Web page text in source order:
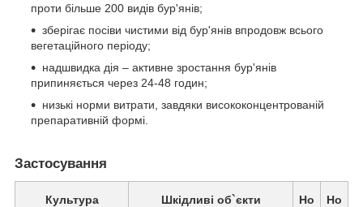
проти більше 200 видів бур'янів;
зберігає посіви чистими від бур'янів впродовж всього
вегетаційного періоду;
надшвидка дія – активне зростання бур'янів
припиняється через 24-48 годин;
низькі норми витрати, завдяки висококонцентрованій
препаративній формі.
Застосування
Культура Шкідливі об`єкти
Но
Но